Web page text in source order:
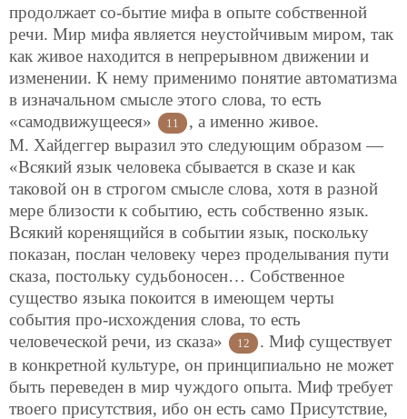
продолжает со-бытие мифа в опыте собственной
речи. Мир мифа является неустойчивым миром, так
как живое находится в непрерывном движении и
изменении. К нему применимо понятие автоматизма
в изначальном смысле этого слова, то есть
«самодвижущееся»
11
, а именно живое.
М. Хайдеггер выразил это следующим образом —
«Всякий язык человека сбывается в сказе и как
таковой он в строгом смысле слова, хотя в разной
мере близости к событию, есть собственно язык.
Всякий коренящийся в событии язык, поскольку
показан, послан человеку через проделывания пути
сказа, постольку судьбоносен… Собственное
существо языка покоится в имеющем черты
события про-исхождения слова, то есть
человеческой речи, из сказа»
12
. Миф существует
в конкретной культуре, он принципиально не может
быть переведен в мир чуждого опыта. Миф требует
твоего присутствия, ибо он есть само Присутствие,